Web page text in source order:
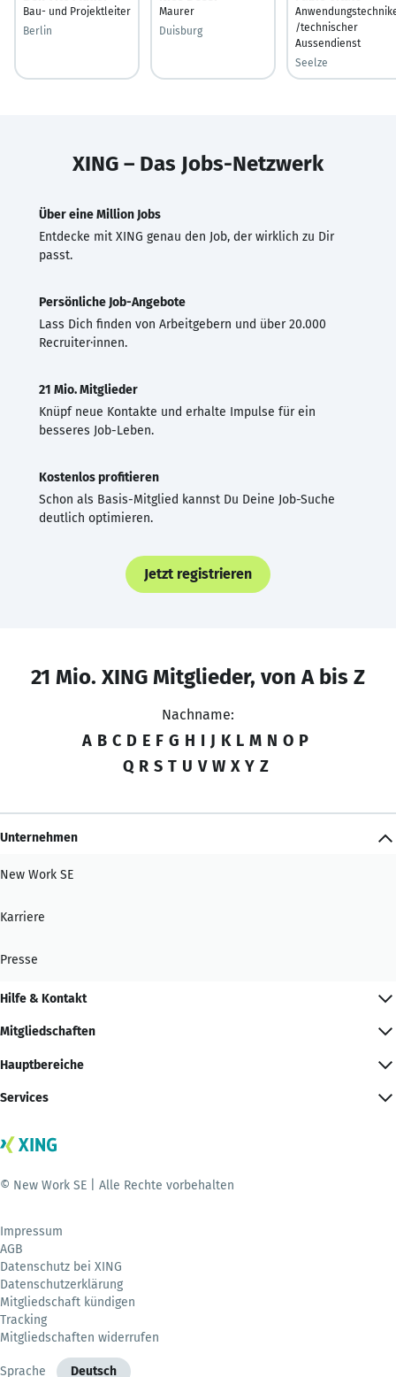
Bau- und Projektleiter
Berlin
Maurer
Duisburg
/technischer
Aussendienst
Seelze
XING – Das Jobs-Netzwerk
Über eine Million Jobs
Entdecke mit XING genau den Job, der wirklich zu Dir
passt.
Persönliche Job-Angebote
Lass Dich finden von Arbeitgebern und über 20.000
Recruiter·innen.
21 Mio. Mitglieder
Knüpf neue Kontakte und erhalte Impulse für ein
besseres Job-Leben.
Kostenlos profitieren
Schon als Basis-Mitglied kannst Du Deine Job-Suche
deutlich optimieren.
Jetzt registrieren
21 Mio. XING Mitglieder, von A bis Z
Nachname:
A B C D E F G H I J K L M N O P
Q R S T U V W X Y Z
Unternehmen
New Work SE
Karriere
Presse
Hilfe & Kontakt
Mitgliedschaften
Hauptbereiche
Services
© New Work SE | Alle Rechte vorbehalten
Impressum
AGB
Datenschutz bei XING
Datenschutzerklärung
Mitgliedschaft kündigen
Tracking
Mitgliedschaften widerrufen
Sprache Deutsch